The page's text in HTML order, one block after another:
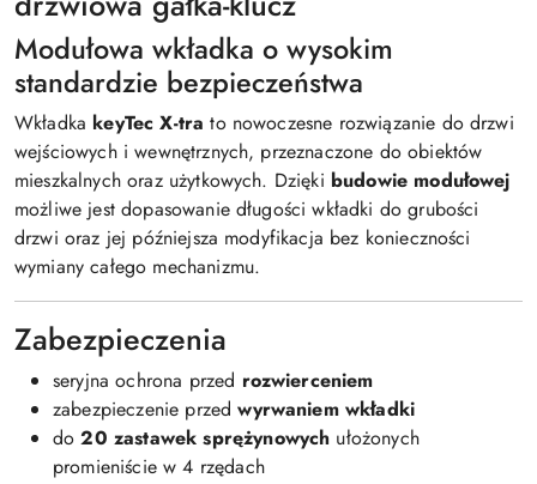
Modułowa wkładka o wysokim
standardzie bezpieczeństwa
Wkładka keyTec X-tra to nowoczesne rozwiązanie do drzwi
wejściowych i wewnętrznych, przeznaczone do obiektów
mieszkalnych oraz użytkowych. Dzięki budowie modułowej
możliwe jest dopasowanie długości wkładki do grubości
drzwi oraz jej późniejsza modyfikacja bez konieczności
wymiany całego mechanizmu.
Zabezpieczenia
seryjna ochrona przed rozwierceniem
zabezpieczenie przedwyrwaniem wkładki
do20 zastawek sprężynowych ułożonych
promieniście w 4 rzędach